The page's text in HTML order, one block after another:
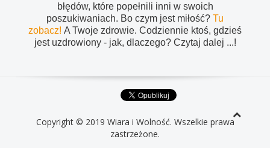
błędów, które popełnili inni w swoich
poszukiwaniach. Bo czym jest miłość? Tu
zobacz! A Twoje zdrowie. Codziennie ktoś, gdzieś
jest uzdrowiony - jak, dlaczego? Czytaj dalej ...!
Copyright © 2019 Wiara i Wolność. Wszelkie prawa
zastrzeżone.